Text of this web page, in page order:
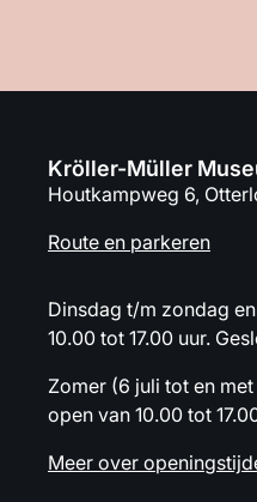
Kröller-Müller
Houtkampweg 6,
Route en parkeren
Dinsdag t/m zondag
10.00 tot 17.00 uur.
Zomer (6 juli tot en
open van 10.00 tot
Meer over